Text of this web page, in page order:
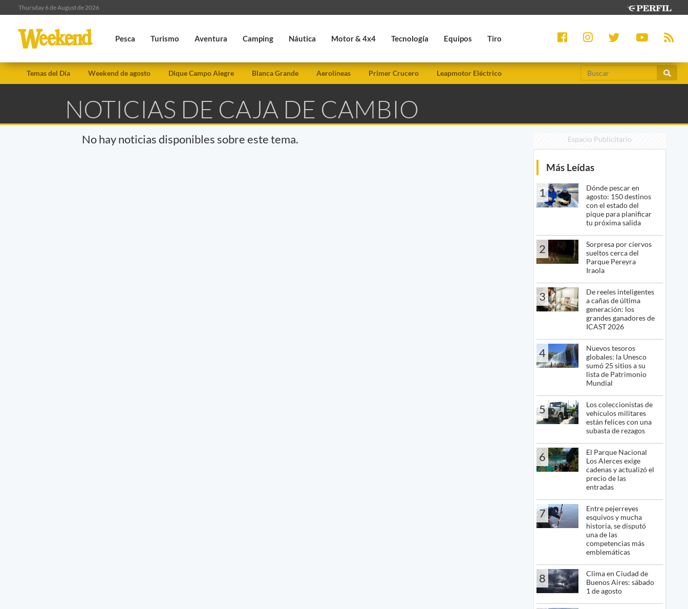
Thursday 6 de August de 2026
Pesca Turismo Aventura Camping Náutica Motor & 4x4 Tecnología Equipos Tiro
Temas del Día Weekend de agosto Dique Campo Alegre Blanca Grande Aerolíneas Primer Crucero Leapmotor Eléctrico
NOTICIAS DE CAJA DE CAMBIO
No hay noticias disponibles sobre este tema. Espacio Publicitario
Más Leídas
1
Dónde pescar en
agosto: 150 destinos
con el estado del
pique para planificar
tu próxima salida
2
Sorpresa por ciervos
sueltos cerca del
Parque Pereyra
Iraola
3
De reeles inteligentes
a cañas de última
generación: los
grandes ganadores de
ICAST 2026
4
Nuevos tesoros
globales: la Unesco
sumó 25 sitios a su
lista de Patrimonio
Mundial
5
Los coleccionistas de
vehículos militares
están felices con una
subasta de rezagos
6
El Parque Nacional
Los Alerces exige
cadenas y actualizó el
precio de las
entradas
7
Entre pejerreyes
esquivos y mucha
historia, se disputó
una de las
competencias más
emblemáticas
8
Clima en Ciudad de
Buenos Aires: sábado
1 de agosto